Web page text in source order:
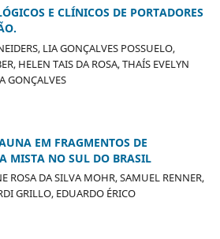
E CLÍNICOS DE PORTADORES
LIA GONÇALVES POSSUELO,
HELEN TAIS DA ROSA, THAÍS EVELYN
GONÇALVES
EM FRAGMENTOS DE
MISTA NO SUL DO BRASIL
ROSA DA SILVA MOHR, SAMUEL RENNER,
GRILLO, EDUARDO ÉRICO